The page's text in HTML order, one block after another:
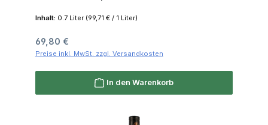
Inhalt: 0.7 Liter (99,71 € / 1 Liter)
Regulärer Preis:
69,80 €
Preise inkl. MwSt. zzgl. Versandkosten
In den Warenkorb